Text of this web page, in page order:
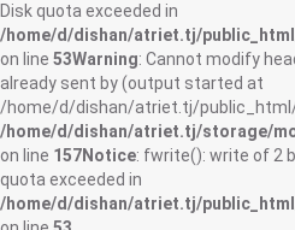
Disk quota exceeded in
/home/d/dishan/atriet.tj/
on line 53Warning: Cannot modify
already sent by (output started at
/home/d/dishan/atriet.tj/
/home/d/dishan/atriet.tj/storage/
on line 157Notice: fwrite(): write of 2
quota exceeded in
/home/d/dishan/atriet.tj/